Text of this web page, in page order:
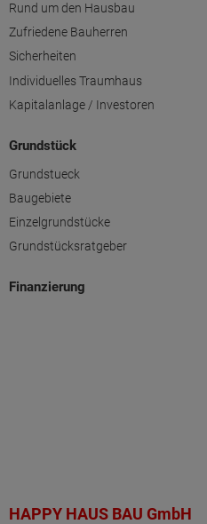
Rund um den Hausbau
Zufriedene Bauherren
Sicherheiten
Individuelles Traumhaus
Kapitalanlage / Investoren
Grundstück
Grundstueck
Baugebiete
Einzelgrundstücke
Grundstücksratgeber
Finanzierung
HAPPY HAUS BAU GmbH